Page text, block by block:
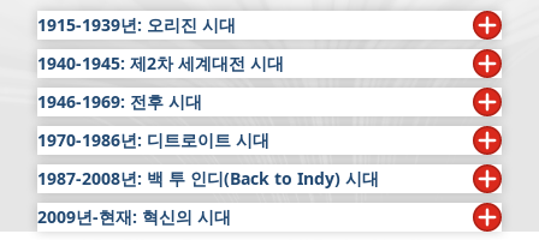
1915-1939년: 오리진 시대
1915년: 제임스 앨리슨(James A. Allison)이 인디애나폴리
스 500 레이싱 활동을 지원하기 위해 훗날 앨리슨 트랜스미
션으로 발전하게 되는 스피드웨이 팀 컴퍼니(Speedway
Team Company)를 설립합니다. 처음부터 품질과 장인 정
신은 회사 비즈니스 철학의 토대가 되었습니다. 앨리슨의 브
랜드 약속을 잘 보여주는 제임스 앨리슨의 다음과 같은 명언
이 회사에 걸려 있었습니다. "내 이름을 건 이곳을 떠나는 것
1940-1945: 제2차 세계대전 시대
1941년:12월 7일 진주만이 공격받고 미국이 제2차 세계대
전에 참전합니다. 제너럴 모터스 앨리슨 부문의 V1710,
V3420 및 변형 모델이 미 육군 공군과 연합국 공군을 지원
하기 위해 투입됩니다. 엔진 생산량이 월 1,000대로 증가합
니다. 진주만이 공격 받기 전에는 월 225대의 엔진을 생산할
수 있었습니다.
1946-1969: 전후 시대
1947년: 제2차 세계대전 후 앨리슨이 공식적으로 상용 변속
기 분야에 진출합니다. 최초의 앨리슨 "V"(앵글 드라이브) 변
속기가 제너럴 모터스 트럭과 광역 버스 부문에 납품되었습
니다. 앨리슨 변속기가 장착된 GM 버스는 30년 넘게 북미
1970-1986년: 디트로이트 시대
1973년: 제너럴 모터스의 앨리슨 부문과 디트로이트 디젤
부문이 디트로이트 디젤 앨리슨 부문(Detroit Diesel
Allison Division)으로 합병된 후, 대형 트럭, 스크레이퍼 및
1987-2008년: 백 투 인디(Back to Indy) 시대
1988년: 앨리슨이 Class A 캠핑카용 AT 542™ 변속기를 발
2009년-현재: 혁신의 시대